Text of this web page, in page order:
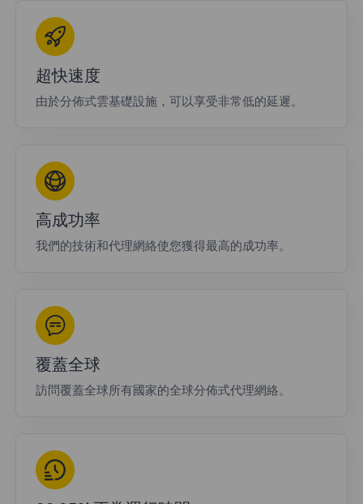
超快速度
由於分佈式雲基礎設施，可以享受非常低的延遲。
高成功率
我們的技術和代理網絡使您獲得最高的成功率。
覆蓋全球
訪問覆蓋全球所有國家的全球分佈式代理網絡。